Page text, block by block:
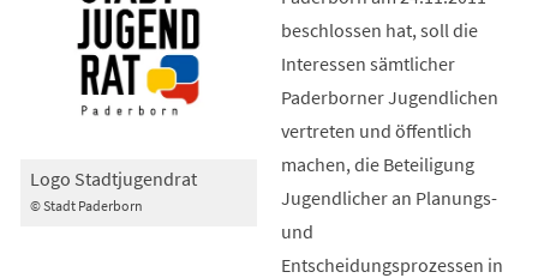
© Stadt Paderborn
Logo Stadtjugendrat
beschlossen hat, soll die
Interessen sämtlicher
Paderborner Jugendlichen
vertreten und öffentlich
machen, die Beteiligung
Jugendlicher an Planungs-
und
Entscheidungsprozessen in